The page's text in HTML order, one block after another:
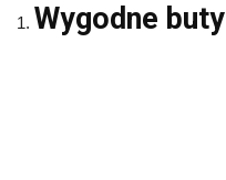
Wygodne buty